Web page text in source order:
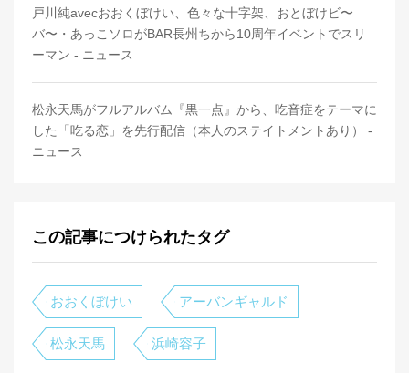
戸川純avecおおくぼけい、色々な十字架、おとぼけビ〜
バ〜・あっこソロがBAR長州ちから10周年イベントでスリ
ーマン - ニュース
松永天馬がフルアルバム『黒一点』から、吃音症をテーマに
した「吃る恋」を先行配信（本人のステイトメントあり） -
ニュース
この記事につけられたタグ
おおくぼけい アーバンギャルド
松永天馬 浜崎容子